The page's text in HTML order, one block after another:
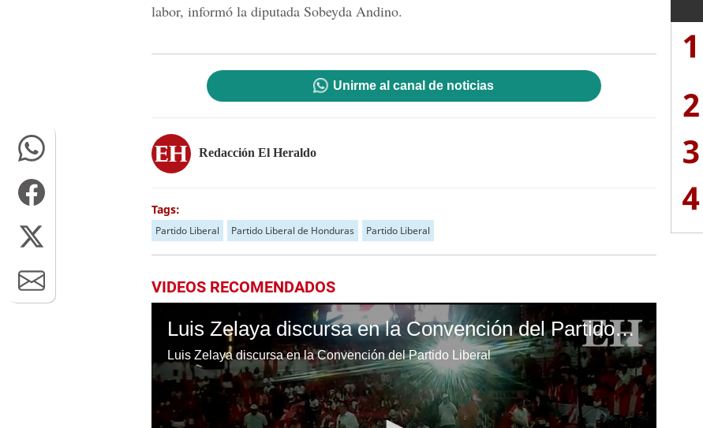
labor, informó la diputada Sobeyda Andino.
Unirme al canal de noticias
Redacción El Heraldo
Tags:
Partido Liberal Partido Liberal de Honduras Partido Liberal
VIDEOS RECOMENDADOS
Luis Zelaya discursa en la Convención del Partido Liberal
Luis Zelaya discursa en la Convención del Partido Liberal
1
2
3
4